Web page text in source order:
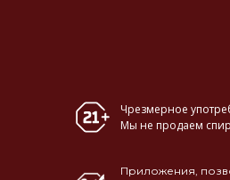
Чрезмерное
Мы не продаем
Приложения,